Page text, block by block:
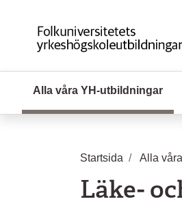
Alla våra YH-utbildningar
Startsida Alla
Läke-